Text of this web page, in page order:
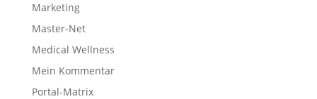
Marketing
Master-Net
Medical Wellness
Mein Kommentar
Portal-Matrix